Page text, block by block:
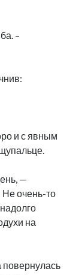
–
и с явным
—
очень-то
на
повернулась